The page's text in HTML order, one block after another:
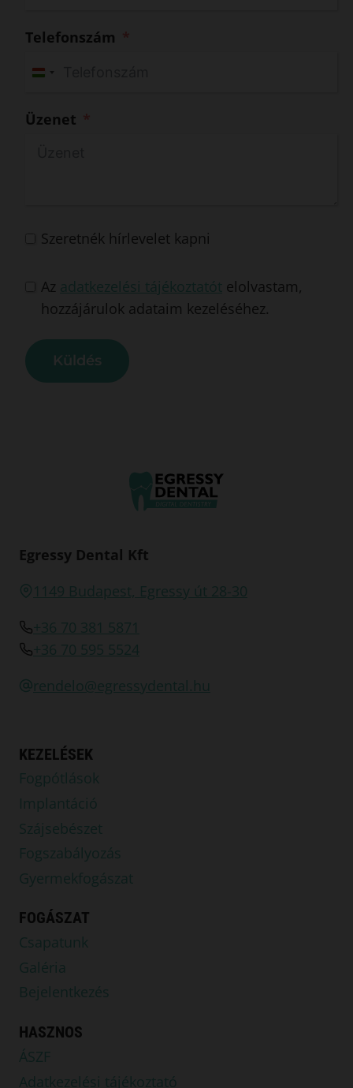
Telefonszám
H
n
+
6
Üzenet
Szeretnék hírlevelet kapni
Az adatkezelési tájékoztatót elolvastam,
hozzájárulok adataim kezeléséhez.
Küldés
Egressy Dental Kft
1149 Budapest, Egressy út 28-30
+36 70 381 5871
+36 70 595 5524
rendelo@egressydental.hu
KEZELÉSEK
Fogpótlások
Implantáció
Szájsebészet
Fogszabályozás
Gyermekfogászat
FOGÁSZAT
Csapatunk
Galéria
Bejelentkezés
HASZNOS
ÁSZF
Adatkezelési tájékoztató